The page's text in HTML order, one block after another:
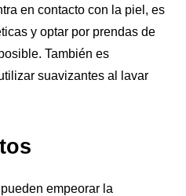
en contacto con la piel, es
y optar por prendas de
También es
suavizantes al lavar
empeorar la